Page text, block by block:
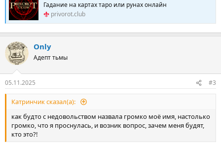
Гадание на картах таро или рунах онлайн
privorot.club
Only
Адепт тьмы
05.11.2025 #3
Катринчик сказал(а):
как будто с недовольством назвала громко моё имя, настолько
громко, что я проснулась, и возник вопрос, зачем меня будят,
кто это?!